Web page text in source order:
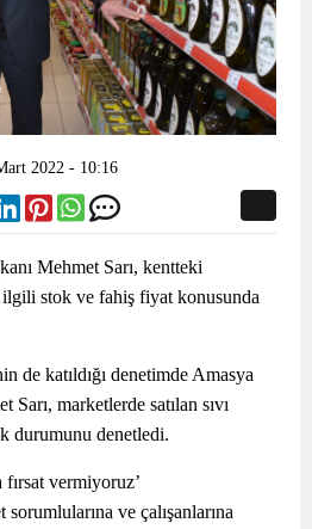
2022 - 10:16
Mehmet Sarı, kentteki
ilgili stok ve fahiş fiyat konusunda
de katıldığı denetimde Amasya
marketlerde satılan sıvı
durumunu denetledi.
vermiyoruz’
sorumlularına ve çalışanlarına